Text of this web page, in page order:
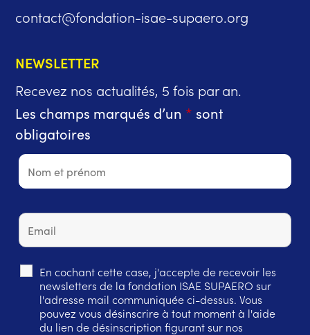
contact@fondation-isae-supaero.org
NEWSLETTER
Recevez nos actualités, 5 fois par an.
Les champs marqués d’un * sont
obligatoires
En cochant cette case, j'accepte de recevoir les
newsletters de la fondation ISAE SUPAERO sur
l'adresse mail communiquée ci-dessus. Vous
pouvez vous désinscrire à tout moment à l'aide
du lien de désinscription figurant sur nos